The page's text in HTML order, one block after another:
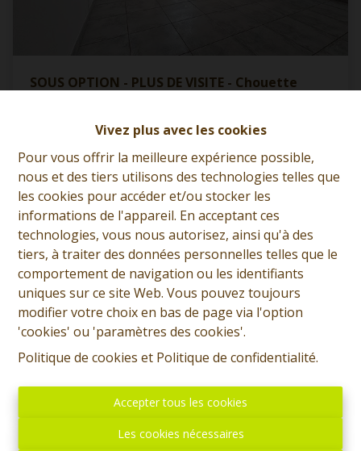
Vivez plus avec les cookies
Pour vous offrir la meilleure expérience possible,
nous et des tiers utilisons des technologies telles que
les cookies pour accéder et/ou stocker les
informations de l'appareil. En acceptant ces
technologies, vous nous autorisez, ainsi qu'à des
tiers, à traiter des données personnelles telles que le
comportement de navigation ou les identifiants
uniques sur ce site Web. Vous pouvez toujours
modifier votre choix en bas de page via l'option
'cookies' ou 'paramètres des cookies'.
Politique de cookies et Politique de confidentialité.
Accepter tous les cookies
Les cookies nécessaires
SOUS OPTION - PLUS DE VISITE - Chouette
7900 Leuze-En-Hainaut|Ref: 12060
€ 130.000
2 1 85 m²